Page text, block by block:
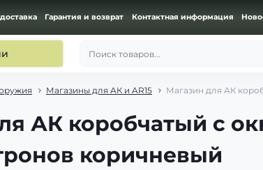
Гарантия и возврат Контактная информация
Поиск товаров...
Магазины для АК и AR15 Магазин для АК
АК коробчатый с
коричневый